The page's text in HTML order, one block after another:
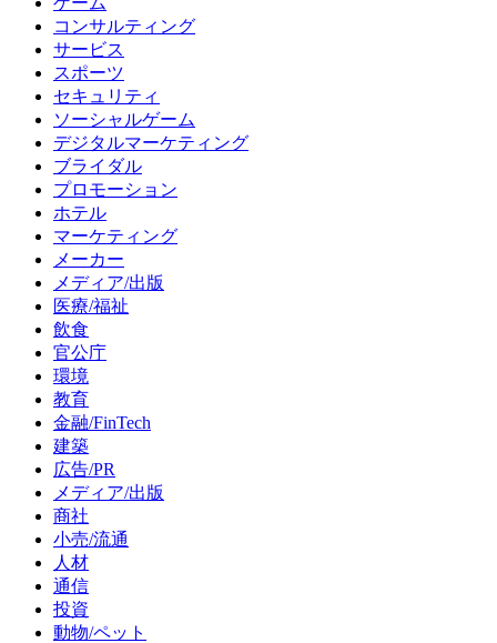
コンサルティング
サービス
スポーツ
セキュリティ
ソーシャルゲーム
デジタルマーケティング
ブライダル
プロモーション
ホテル
マーケティング
メーカー
メディア/出版
医療/福祉
飲食
官公庁
環境
教育
金融/FinTech
建築
広告/PR
メディア/出版
商社
小売/流通
人材
通信
投資
動物/ペット